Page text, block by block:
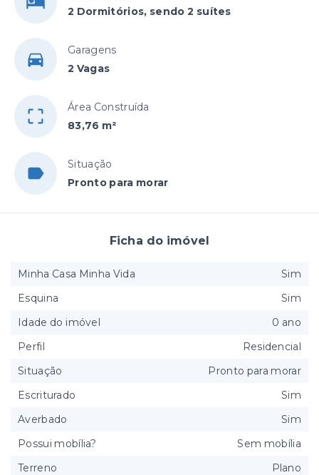
2 Dormitórios, sendo 2 suítes
Garagens
2 Vagas
Área Construída
83,76 m²
Situação
Pronto para morar
Ficha do imóvel
Minha Casa Minha Vida
Sim
Esquina
Sim
Idade do imóvel
0 ano
Perfil
Residencial
Situação
Pronto para morar
Escriturado
Sim
Averbado
Sim
Possui mobília?
Sem mobília
Terreno
Plano